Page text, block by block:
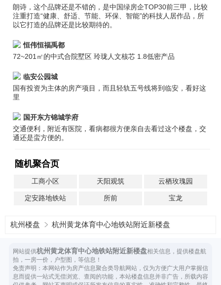
朗诗，这个品牌还是不错的，是中国绿房企TOP30前三甲，比较
注重打造“健康、舒适、节能、环保、智能”的科技人居作品，所
以它打造的品牌还是比较期待的。
恒伟恒福禹都
72~201㎡的中式合院墅区 玲珑人文核芯 1.8低密产品
临安公园城
国有投资为主体的房产项目，而且轻轨五号线将到临安，看好这
里
国开东方锦城学府
交通便利，附近有医院，看病都很方便亲自去看过这个楼盘，交
通还是蛮方便的。
随机聚合页
工商小区 天阳观筑 云栖玫瑰园
定安路地铁站 所前 宝龙
杭州楼盘 杭州黄龙体育中心地铁站附近新楼盘
网站提供杭州黄龙体育中心地铁站附近新楼盘相关信息，提供楼盘航
拍，一房一价，户型图，等信息！
免责声明：本网站作为房产信息聚合类导航网站，仅为方便广大用户掌握信
息而提供一站式无偿浏览、查阅的功能，本站楼盘信息并非广告，所载内容